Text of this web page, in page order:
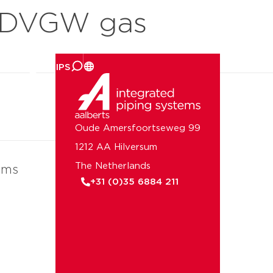
gas
Oude Amersfoortseweg 99
1212 AA Hilversum
The Netherlands
+31 (0)35 6884 211